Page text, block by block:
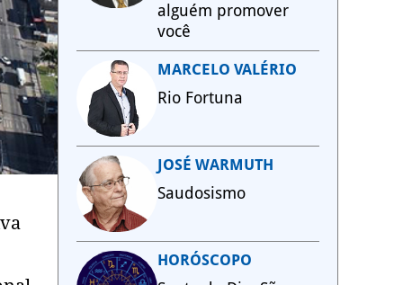
alguém promover
você
MARCELO VALÉRIO
Rio Fortuna
JOSÉ WARMUTH
Saudosismo
HORÓSCOPO